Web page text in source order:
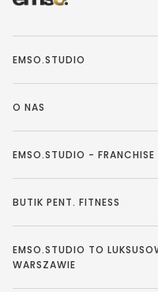
EMSO.STUDIO
O NAS
EMSO.STUDIO - FRANCHISE
BUTIK PENT. FITNESS
EMSO.STUDIO TO
WARSZAWIE